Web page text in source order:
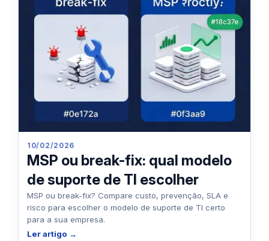
10/02/2026
MSP ou break-fix: qual modelo
de suporte de TI escolher
MSP ou break-fix? Compare custo, prevenção, SLA e
risco para escolher o modelo de suporte de TI certo
para a sua empresa.
Ler artigo →